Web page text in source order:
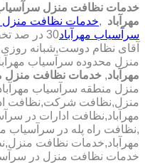
خدمات نظافت منزل سرآسیاب
مهرآباد ,خدمات نظافت منزل
سرآسیاب مهرآباد
آقای نظام دوست,شبانه
منزل محدوده سرآسیاب
مهرآباد, خدمات نظافت منزل
منزل منطقه سرآسیاب
منزل,نظافت شرکت,نظافت
مهرآباد,نظافت ادارات در
,نظافت راه پله در سرآسیاب
مهرآباد,خدمات نظافت
خدمات نظافت منزل در